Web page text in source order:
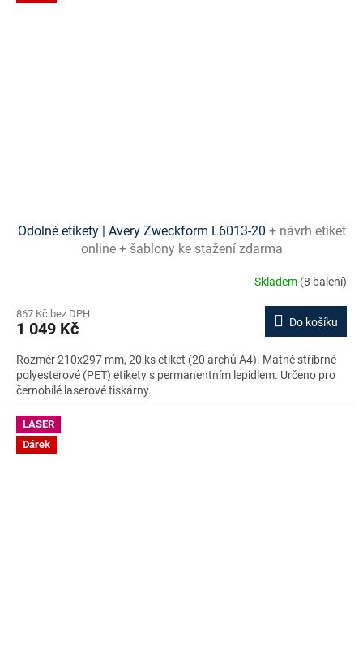
Odolné etikety | Avery Zweckform L6013-20 + návrh etiket
online + šablony ke stažení zdarma
Skladem (8 balení)
867 Kč bez DPH
1 049 Kč Do košíku
Rozměr 210x297 mm, 20 ks etiket (20 archů A4). Matně stříbrné
polyesterové (PET) etikety s permanentním lepidlem. Určeno pro
černobílé laserové tiskárny.
LASER
Dárek